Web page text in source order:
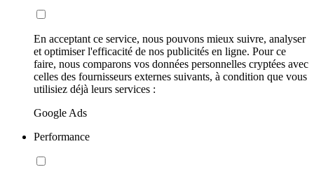
En acceptant ce service, nous pouvons mieux suivre, analyser
et optimiser l'efficacité de nos publicités en ligne. Pour ce
faire, nous comparons vos données personnelles cryptées avec
celles des fournisseurs externes suivants, à condition que vous
utilisiez déjà leurs services :
Google Ads
Performance